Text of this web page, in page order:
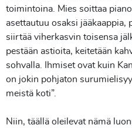
toimintoina. Mies soittaa
asettautuu osaksi jääkaappia,
siirtää viherkasvin toisensa
pestään astioita, keitetään
sohvalla. Ihmiset ovat kuin
on jokin pohjaton
meistä koti”.
Niin, täällä oleilevat nämä